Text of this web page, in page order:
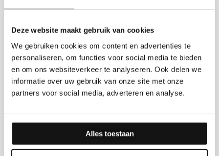
Deze website maakt gebruik van cookies
We gebruiken cookies om content en advertenties te
personaliseren, om functies voor social media te bieden
en om ons websiteverkeer te analyseren. Ook delen we
informatie over uw gebruik van onze site met onze
partners voor social media, adverteren en analyse.
Alles toestaan
Follow us on social media